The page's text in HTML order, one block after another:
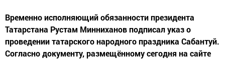
Временно исполняющий обязанности президента
Татарстана Рустам Минниханов подписал указ о
проведении татарского народного праздника Сабантуй.
Согласно документу, размещённому сегодня на сайте